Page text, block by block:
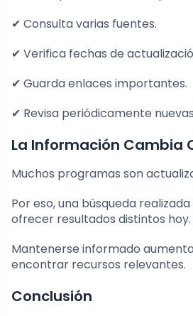
✔ Consulta varias fuentes.
✔ Verifica fechas de
✔ Guarda enlaces importantes.
✔ Revisa periódicamente
La Información Cambia
Muchos programas son
Por eso, una búsqueda
ofrecer resultados distintos hoy.
Mantenerse informado
encontrar recursos relevantes.
Conclusión